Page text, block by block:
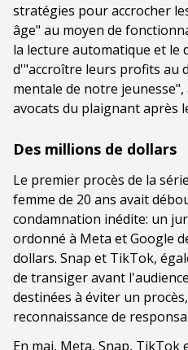
stratégies pour accrocher
âge" au moyen de
la lecture automatique et le
d'"accroître leurs profits au
mentale de notre
avocats du plaignant après
Des millions de dollars
Le premier procès de la
femme de 20 ans avait
condamnation inédite: un
ordonné à Meta et Google
dollars. Snap et TikTok,
de transiger avant
destinées à éviter un
reconnaissance de
En mai, Meta, Snap, TikTok